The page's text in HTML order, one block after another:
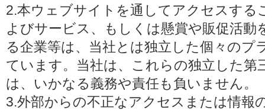
2.本ウェブサイトを通してアクセスする
よびサービス、もしくは懸賞や販促活動
る企業等は、当社とは独立した個々のプ
ています。当社は、これらの独立した第
は、いかなる義務や責任も負いません。
3.外部からの不正なアクセスまたは情報